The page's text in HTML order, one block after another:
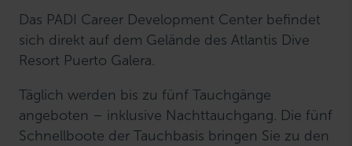
Das PADI Career Development Center befindet
sich direkt auf dem Gelände des Atlantis Dive
Resort Puerto Galera.
Täglich werden bis zu fünf Tauchgänge
angeboten – inklusive Nachttauchgang. Die fünf
Schnellboote der Tauchbasis bringen Sie zu den